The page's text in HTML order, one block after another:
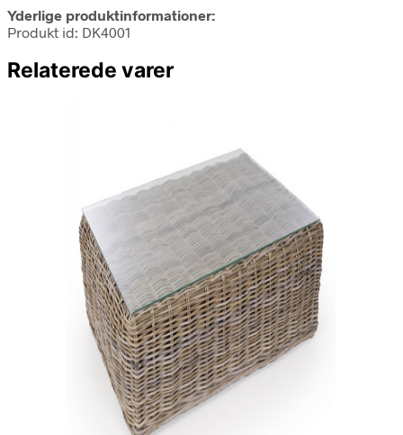
Yderlige produktinformationer:
Produkt id: DK4001
Relaterede varer